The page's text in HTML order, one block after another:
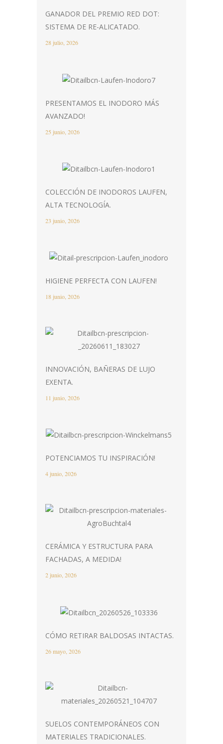
GANADOR DEL PREMIO RED DOT:
SISTEMA DE RE-ALICATADO.
28 julio, 2026
PRESENTAMOS EL INODORO MÁS
AVANZADO!
25 junio, 2026
COLECCIÓN DE INODOROS LAUFEN,
ALTA TECNOLOGÍA.
23 junio, 2026
HIGIENE PERFECTA CON LAUFEN!
18 junio, 2026
INNOVACIÓN, BAÑERAS DE LUJO
EXENTA.
11 junio, 2026
POTENCIAMOS TU INSPIRACIÓN!
4 junio, 2026
CERÁMICA Y ESTRUCTURA PARA
FACHADAS, A MEDIDA!
2 junio, 2026
CÓMO RETIRAR BALDOSAS INTACTAS.
26 mayo, 2026
SUELOS CONTEMPORÁNEOS CON
MATERIALES TRADICIONALES.